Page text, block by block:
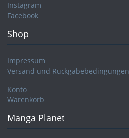
Instagram
Facebook
Shop
Impressum
Versand und Rückgabebedingungen
Konto
Warenkorb
Manga Planet